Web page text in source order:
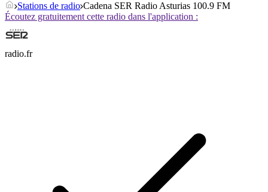
Stations de radio Cadena SER Radio Asturias 100.9 FM
Écoutez gratuitement cette radio dans l'application :
radio.fr